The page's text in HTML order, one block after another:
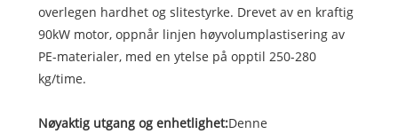
overlegen hardhet og slitestyrke. Drevet av en kraftig
90kW motor, oppnår linjen høyvolumplastisering av
PE-materialer, med en ytelse på opptil 250-280
kg/time.
Nøyaktig utgang og enhetlighet:Denne